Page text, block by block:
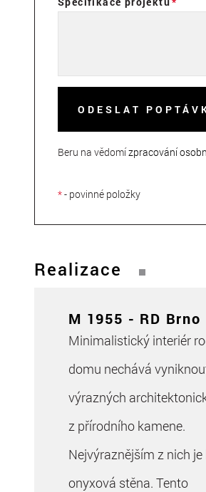
ODESLAT
Beru na vědomízpracování
*- povinné položky
Realizace
M 1955 - RD Brno
Minimalistický interiér
domu nechává
výrazných
z přírodního kamene.
Nejvýraznějším z nich je
onyxová stěna. Tento